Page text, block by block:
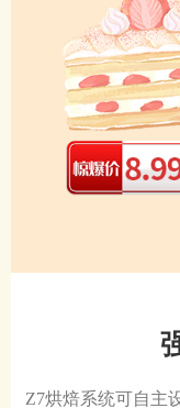
Z7烘焙系统可自主